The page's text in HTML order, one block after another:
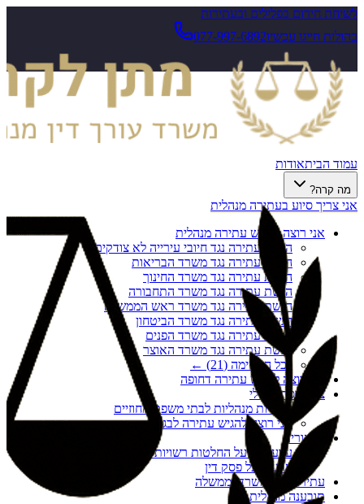
לשיחת חירום בפלילים ובעתירות
בהולות חייגו עכשיו077-997-6892
עמוד הביתאודות
מה קרה?
אני צריך סיוע בעתירה מנהלית
אני רוצה להגיש עתירה מנהלית
הגשת עתירה נגד חיובי עירייה לא צודקים
הגשת עתירה נגד משרד הבריאות
הגשת עתירה נגד משרד החינוך
הגשת עתירה נגד משרד התחבורה
הגשת עתירה נגד משרד ראש הממשלה
הגשת עתירה נגד משרד הביטחון
הגשת עתירה נגד משרד הפנים
הגשת עתירה נגד משרד האוצר
לכל הרשימה (21
) ←
אני רוצה להגיש עתירה דחופה
צו הריסה מנהלי
עתירות מנהליות לבתי משפט מחוזיים
אני רוצה להגיש עתירה לבג"ץ
ערעורים
ערעורים על החלטות רשויות מקומיות
ערעור על פסק דין
עתירות נגד משרדי ממשלה
תובענה מנהלית